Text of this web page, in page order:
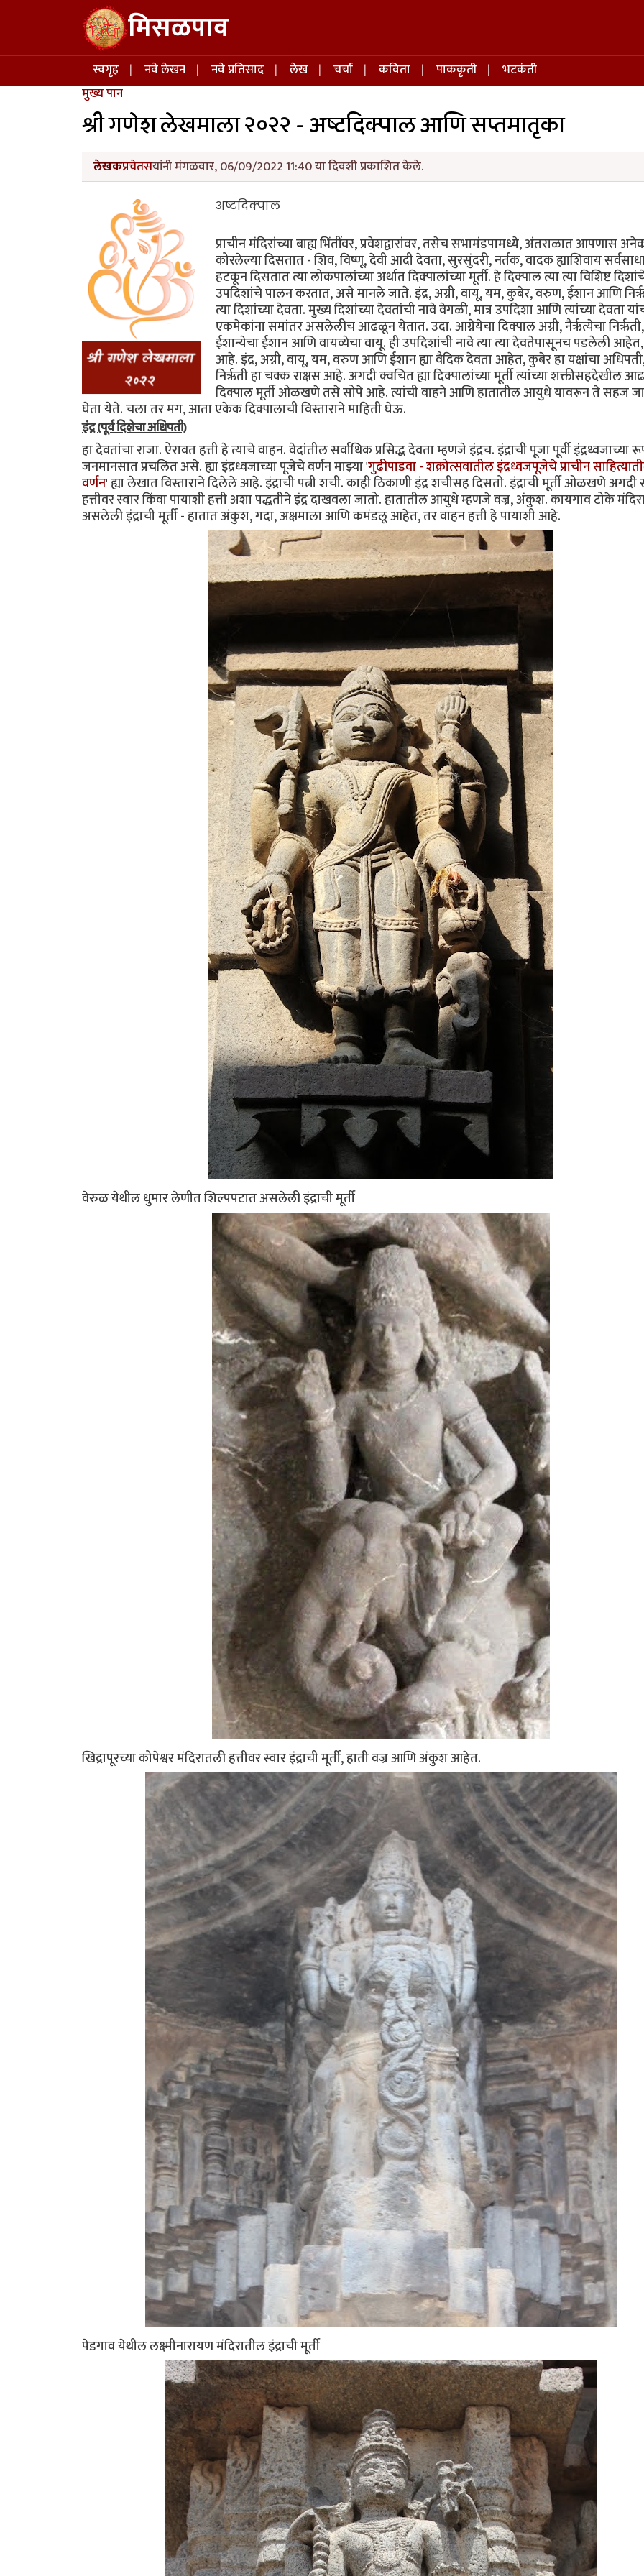
Skip to main content मिसळपाव
Main navigation
स्वगृह नवे लेखन नवे प्रतिसाद लेख चर्चा कविता पाककृती
भटकंती
मुख्य पान
श्री गणेश लेखमाला २०२२ - अष्टदिक्पाल आणि सप्तमातृका
लेखकप्रचेतसयांनी मंगळवार, 06/09/2022 11:40 या दिवशी प्रकाशित केले.
अष्टदिक्पाल
प्राचीन मंदिरांच्या बाह्य भिंतींवर, प्रवेशद्वारांवर, तसेच सभामंडपामध्ये, अंतराळात आपणास
कोरलेल्या दिसतात - शिव, विष्णू, देवी आदी देवता, सुरसुंदरी, नर्तक, वादक ह्याशिवाय
हटकून दिसतात त्या लोकपालांच्या अर्थात दिक्पालांच्या मूर्ती. हे दिक्पाल त्या त्या विशिष्ट
उपदिशांचे पालन करतात, असे मानले जाते. इंद्र, अग्नी, वायू, यम, कुबेर, वरुण, ईशान आणि
त्या दिशांच्या देवता. मुख्य दिशांच्या देवतांची नावे वेगळी, मात्र उपदिशा आणि त्यांच्या देवता
एकमेकांना समांतर असलेलीच आढळून येतात. उदा. आग्नेयेचा दिक्पाल अग्नी, नैर्ऋत्येचा निर्ऋती,
ईशान्येचा ईशान आणि वायव्येचा वायू. ही उपदिशांची नावे त्या त्या देवतेपासूनच पडलेली
आहे. इंद्र, अग्नी, वायू, यम, वरुण आणि ईशान ह्या वैदिक देवता आहेत, कुबेर हा यक्षांचा
निर्ऋती हा चक्क राक्षस आहे. अगदी क्वचित ह्या दिक्पालांच्या मूर्ती त्यांच्या शक्तीसहदेखील
दिक्पाल मूर्ती ओळखणे तसे सोपे आहे. त्यांची वाहने आणि हातातील आयुधे यावरून ते सहज
घेता येते. चला तर मग, आता एकेक दिक्पालाची विस्ताराने माहिती घेऊ.
इंद्र (पूर्व दिशेचा अधिपती)
हा देवतांचा राजा. ऐरावत हत्ती हे त्याचे वाहन. वेदांतील सर्वाधिक प्रसिद्ध देवता म्हणजे इंद्रच. इंद्राची पूजा पूर्वी इंद्रध्वजाच्या
जनमानसात प्रचलित असे. ह्या इंद्रध्वजाच्या पूजेचे वर्णन माझ्या 'गुढीपाडवा - शक्रोत्सवातील इंद्रध्वजपूजेचे प्राचीन
वर्णन' ह्या लेखात विस्ताराने दिलेले आहे. इंद्राची पत्नी शची. काही ठिकाणी इंद्र शचीसह दिसतो. इंद्राची मूर्ती ओळखणे अगदी
हत्तीवर स्वार किंवा पायाशी हत्ती अशा पद्धतीने इंद्र दाखवला जातो. हातातील आयुधे म्हणजे वज्र, अंकुश. कायगाव टोके
असलेली इंंद्राची मूर्ती - हातात अंकुश, गदा, अक्षमाला आणि कमंडलू आहेत, तर वाहन हत्ती हे पायाशी आहे.
वेरुळ येथील धुमार लेणीत शिल्पपटात असलेली इंद्राची मूर्ती
खिद्रापूरच्या कोपेश्वर मंदिरातली हत्तीवर स्वार इंद्राची मूर्ती, हाती वज्र आणि अंकुश आहेत.
पेडगाव येथील लक्ष्मीनारायण मंदिरातील इंद्राची मूर्ती